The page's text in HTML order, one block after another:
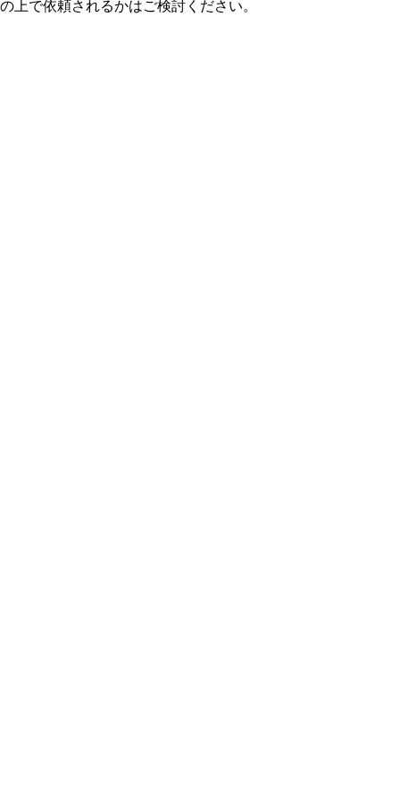
上で依頼されるかはご検討ください。